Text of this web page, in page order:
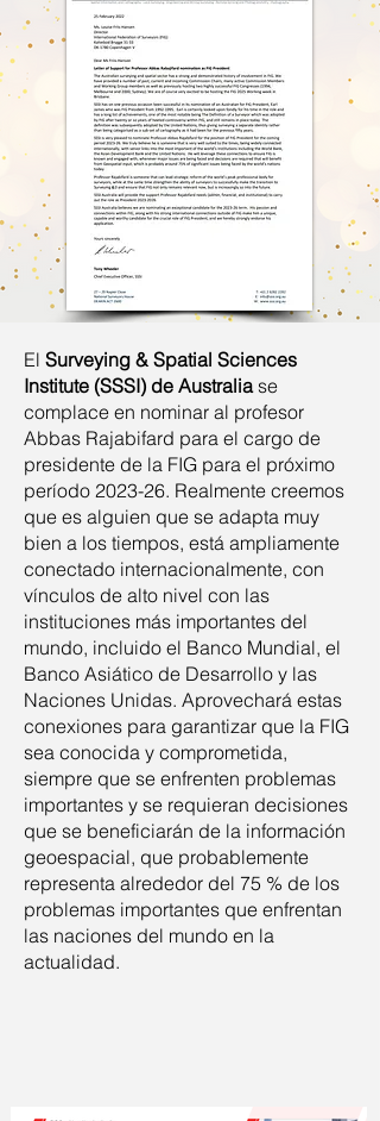
El Surveying & Spatial Sciences
Institute (SSSI) de Australia se
complace en nominar al profesor
Abbas Rajabifard para el cargo de
presidente de la FIG para el próximo
período 2023-26. Realmente creemos
que es alguien que se adapta muy
bien a los tiempos, está ampliamente
conectado internacionalmente, con
vínculos de alto nivel con las
instituciones más importantes del
mundo, incluido el Banco Mundial, el
Banco Asiático de Desarrollo y las
Naciones Unidas. Aprovechará estas
conexiones para garantizar que la FIG
sea conocida y comprometida,
siempre que se enfrenten problemas
importantes y se requieran decisiones
que se beneficiarán de la información
geoespacial, que probablemente
representa alrededor del 75 % de los
problemas importantes que enfrentan
las naciones del mundo en la
actualidad.